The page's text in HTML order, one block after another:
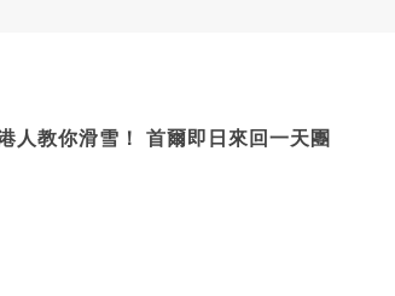
人教你滑雪！ 首爾即日來回一天團